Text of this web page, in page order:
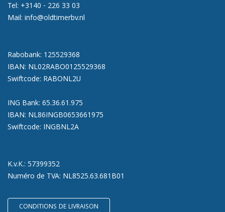
Tel: +3140 - 226 33 03
Mail: info@oldtimerbv.nl
Rabobank: 125529368
IBAN: NL02RABO0125529368
Swiftcode: RABONL2U
ING Bank: 65.36.61.975
IBAN: NL86INGB0653661975
Swiftcode: INGBNL2A
K.v.K.: 57399352
Numéro de TVA: NL8525.63.681B01
CONDITIONS DE LIVRAISON